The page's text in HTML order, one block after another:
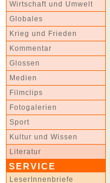
Wirtschaft und Umwelt
Globales
Krieg und Frieden
Kommentar
Glossen
Medien
Filmclips
Fotogalerien
Sport
Kultur und Wissen
Literatur
SERVICE
LeserInnenbriefe